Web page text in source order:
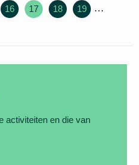
16 17 18 19 …
activiteiten en die van